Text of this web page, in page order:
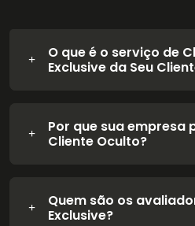
O que é o serviço de
Exclusive da Seu
Por que sua empresa
Cliente Oculto?
Quem são os
Exclusive?